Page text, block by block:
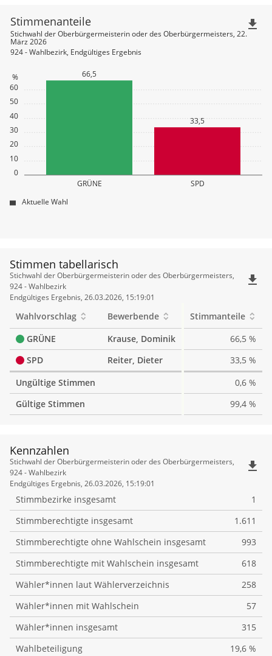
0
10
20
30
40
50
60
%
GRÜNE SPD
66,5
33,5
Stimmenanteile
Stichwahl der Oberbürgermeisterin oder des Oberbürgermeisters, 22.
März 2026
924 - Wahlbezirk, Endgültiges Ergebnis
Aktuelle Wahl
file_download
Stimmen tabellarisch
Stimmen
tabellarisch
Stichwahl der Oberbürgermeisterin oder des Oberbürgermeisters,
924 - Wahlbezirk
Endgültiges Ergebnis, 26.03.2026, 15:19:01
file_download
Wahlvorschlag Bewerbende
Stimmanteile
GRÜNE
Krause, Dominik
66,5 %
SPD
Reiter, Dieter
33,5 %
Ungültige Stimmen
0,6 %
Gültige Stimmen
99,4 %
Kennzahlen
Kennzahlen
Stichwahl der Oberbürgermeisterin oder des Oberbürgermeisters,
924 - Wahlbezirk
Endgültiges Ergebnis, 26.03.2026, 15:19:01
file_download
Stimmbezirke insgesamt
1
Stimmberechtigte insgesamt
1.611
Stimmberechtigte ohne Wahlschein insgesamt
993
Stimmberechtigte mit Wahlschein insgesamt
618
Wähler*innen laut Wählerverzeichnis
258
Wähler*innen mit Wahlschein
57
Wähler*innen insgesamt
315
Wahlbeteiligung
19,6 %